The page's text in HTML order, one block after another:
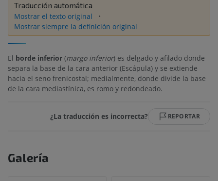
Traducción automática
Mostrar el texto original
Mostrar siempre la definición original
El borde inferior (margo inferior) es delgado y afilado donde
separa la base de la cara anterior (Escápula) y se extiende
hacia el seno frenicostal; medialmente, donde divide la base
de la cara mediastínica, es romo y redondeado.
¿La traducción es incorrecta? REPORTAR
Galería